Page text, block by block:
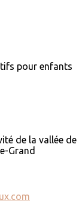
pour enfants
de la vallée de
Grand